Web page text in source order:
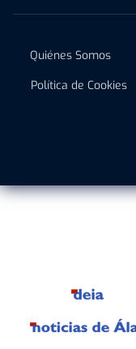
Quiénes Somos
Política de Cookies